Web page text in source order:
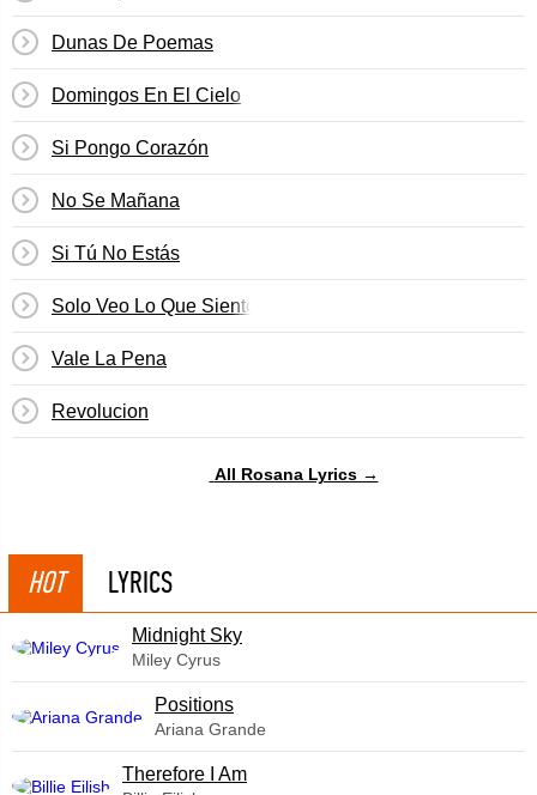
Dunas De Poemas
Domingos En El Cielo
Si Pongo Corazón
No Se Mañana
Si Tú No Estás
Solo Veo Lo Que Siento
Vale La Pena
Revolucion
All Rosana Lyrics →
HOT LYRICS
Midnight Sky
Miley Cyrus
​Positions
Ariana Grande
Therefore I Am